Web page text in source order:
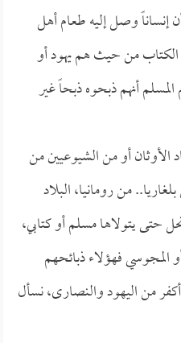
وصل إليه طعام أهل
الكتاب من حيث هم يهود أو
أنهم ذبحوه ذبحاً غير
الأوثان أو من الشيوعيين من
من رومانيا، البلاد
حتى يتولاها مسلم أو كتابي،
المجوسي فهؤلاء ذبائحهم
من اليهود والنصارى، نسأل